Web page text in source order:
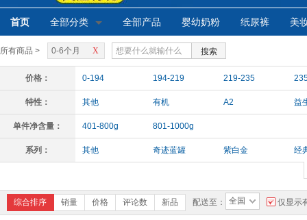
首页 全部分类 全部产品 婴幼奶粉 纸尿裤 美
所有商品 > X
0-6个月 搜索
价格： 0-194 194-219 219-235
特性： 其他 有机 A2 益
单件净含量： 401-800g 801-1000g
系列： 其他 奇迹蓝罐 紫白金 经
综合排序 销量 价格 评论数 新品 配送至： 全国 仅显示